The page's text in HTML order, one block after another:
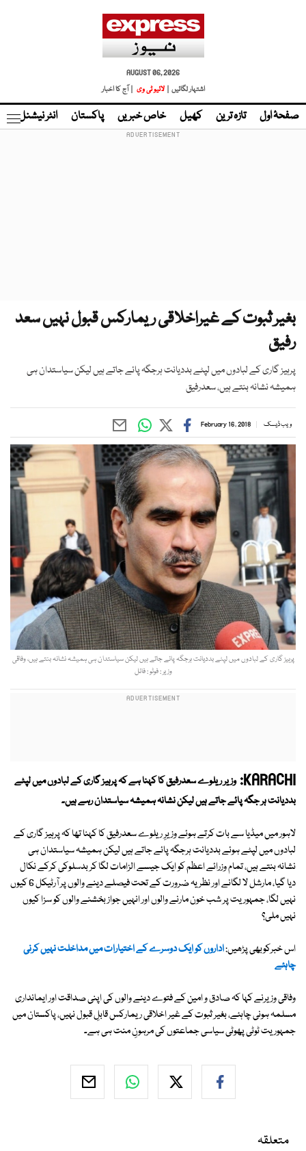
AUGUST 06, 2026
اشتہار لگائیں |
لائیو ٹی وی | آج کا اخبار
صفحۂ اول تازہ ترین کھیل خاص خبریں پاکستان انٹر نیشنل
بغیر ثبوت کے غیراخلاقی ریمارکس قبول نہیں سعد
رفیق
پرہیز گاری کے لبادوں میں لپٹے بددیانت ہرجگہ پائے جاتے ہیں لیکن سیاستدان ہی
ہمیشہ نشانہ بنتے ہیں، سعدرفیق
ویب ڈیسک February 16, 2018
پرہیز گاری کے لبادوں میں لپٹے بددیانت ہرجگہ پائے جاتے ہیں لیکن سیاستدان ہی ہمیشہ نشانہ بنتے ہیں، وفاقی
وزیر : فوٹو : فائل
KARACHI: وزیر ریلوے سعدرفیق کا کہنا ہے کہ پرہیز گاری کے لبادوں میں لپٹے
بددیانت ہر جگہ پائے جاتے ہیں لیکن نشانہ ہمیشہ سیاستدان رہے ہیں۔
لاہور میں میڈیا سے بات کرتے ہوئے وزیرِ ریلوے سعدرفیق کا کہنا تھا کہ پرہیز گاری کے
لبادوں میں لپٹے ہوئے بددیانت ہرجگہ پائے جاتے ہیں لیکن ہمیشہ سیاستدان ہی
نشانہ بنتے ہیں، تمام وزرائے اعظم کو ایک جیسے الزامات لگا کر بدسلوکی کرکے نکال
دیا گیا، مارشل لا لگانے اور نظریہ ضرورت کے تحت فیصلے دینے والوں پر آرٹیکل 6 کیوں
نہیں لگا، جمہوریت پر شب خون مارنے والوں اور انہیں جواز بخشنے والوں کو سزا کیوں
نہیں ملی؟
اس خبرکوبھی پڑھیں:اداروں کو ایک دوسرے کے اختیارات میں مداخلت نہیں کرنی
چاہئے
وفاقی وزیرنے کہا کہ صادق و امین کے فتوے دینے والوں کی اپنی صداقت اور ایمانداری
مسلمہ ہونی چاہئے، بغیر ثبوت کے غیر اخلاقی ریمارکس قابلِ قبول نہیں، پاکستان میں
جمہوریت ٹوٹی پھوٹی سیاسی جماعتوں کی مرہونِ منت ہی ہے۔
متعلقہ